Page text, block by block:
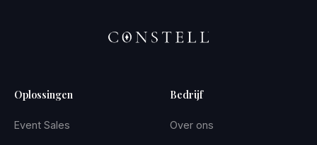
Oplossingen
Event Sales
Bedrijf
Over ons